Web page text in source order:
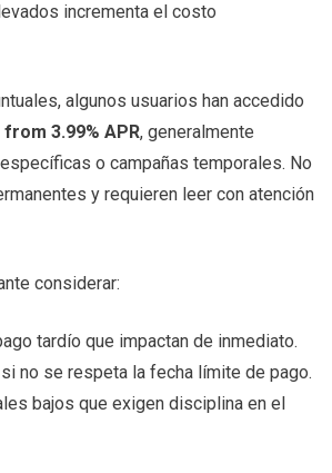
incrementa el costo
algunos usuarios han accedido
3.99% APR, generalmente
o campañas temporales. No
y requieren leer con atención
considerar:
tardío que impactan de inmediato.
no se respeta la fecha límite de pago.
bajos que exigen disciplina en el